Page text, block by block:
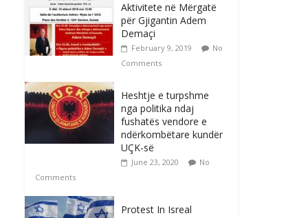
Aktivitete në Mërgatë
për Gjigantin Adem
Demaçi
February 9, 2019
No
Comments
Heshtje e turpshme
nga politika ndaj
fushatës vendore e
ndërkombëtare kundër
UÇK-së
June 23, 2020
No
Comments
Protest In Isreal